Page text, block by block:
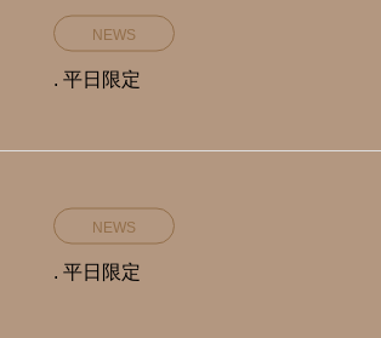
NEWS
. 平日限定️
NEWS
. 平日限定️